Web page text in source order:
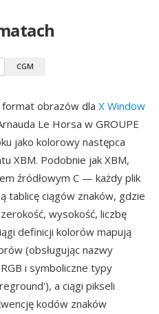
CGM
obrazów dla X Window
Le Horsa w GROUPE
jako kolorowy następca
XBM. Podobnie jak XBM,
źródłowym C — każdy plik
tablicę ciągów znaków, gdzie
wysokość, liczbę
definicji kolorów mapują
(obsługując nazwy
i symboliczne typy
a ciągi pikseli
kodów znaków